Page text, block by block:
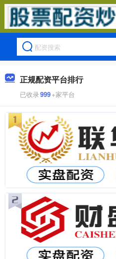
正规配资平台排行
已收录999+家平台